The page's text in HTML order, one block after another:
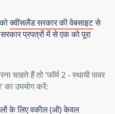
क्वींसलैंड सरकार की वेबसाइटसे
प्रपत्रों में से एक को पूरा
चाहते हैं तो 'फॉर्म 2 - स्थायी पावर
का उपयोग करें:
के लिए वकील (ओं) केवल